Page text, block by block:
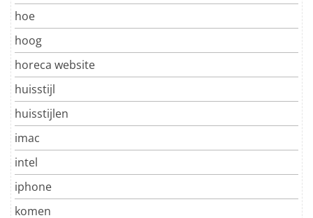
hoe
hoog
horeca website
huisstijl
huisstijlen
imac
intel
iphone
komen